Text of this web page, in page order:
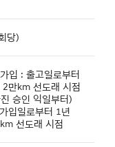
당)
입 : 출고일로부터
만km 선도래 시점
승인 익일부터)
입일로부터 1년
선도래 시점